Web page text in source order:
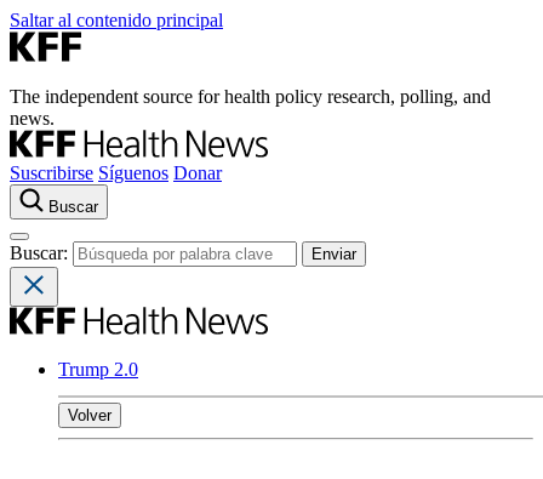
Saltar al contenido principal
The independent source for health policy research, polling, and
news.
Suscribirse Síguenos Donar
Buscar
Buscar:
Trump 2.0
Volver